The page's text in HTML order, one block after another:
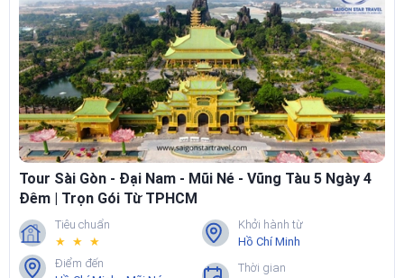
NÊN CHỌN TOUR DU LỊCH SÀI GÒN NÀO PHÙ HỢP
VỚI BẠN?
Tour Sài Gòn - Đại Nam - Mũi Né - Vũng Tàu 5 Ngày 4
Đêm | Trọn Gói Từ TPHCM
Tiêu chuẩn
★ ★ ★
Khởi hành từ
Hồ Chí Minh
Điểm đến
Thời gian